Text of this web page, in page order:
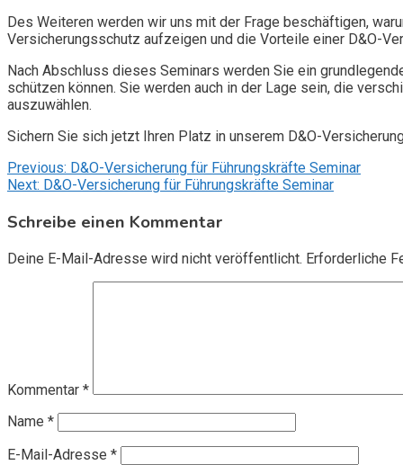
Des Weiteren werden wir uns mit der Frage beschäftigen,
Versicherungsschutz aufzeigen und die Vorteile einer D&O-
Nach Abschluss dieses Seminars werden Sie ein
schützen können. Sie werden auch in der Lage sein, die
auszuwählen.
Sichern Sie sich jetzt Ihren Platz in unserem D&O-
Beitragsnavigation
Previous: D&O-Versicherung für Führungskräfte Seminar
Next: D&O-Versicherung für Führungskräfte Seminar
Schreibe einen Kommentar
Deine E-Mail-Adresse wird nicht veröffentlicht. Erforderliche
Kommentar *
Name *
E-Mail-Adresse *